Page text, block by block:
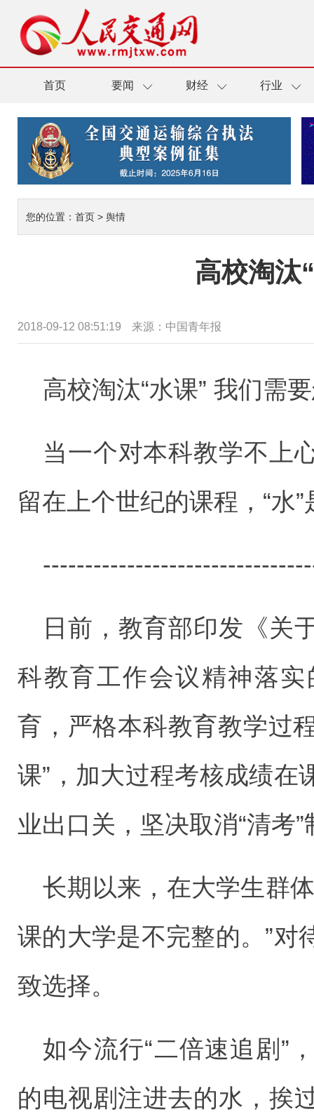
首页 要闻 财经 行业
您的位置： 首页 > 舆情
高校淘汰
2018-09-12 08:51:19 来源：中国青年报
高校淘汰“水课” 我们需
当一个对本科教学不上
留在上个世纪的课程，“水
日前，教育部印发《关
科教育工作会议精神落
育，严格本科教育教学过
课”，加大过程考核成绩在
业出口关，坚决取消“清考”
长期以来，在大学生群
课的大学是不完整的。”对
致选择。
如今流行“二倍速追剧”
的电视剧注进去的水，挨